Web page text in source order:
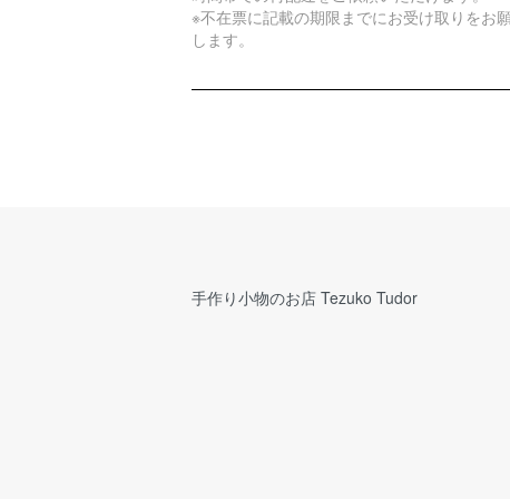
※不在票に記載の期限までにお受け取りをお
します。
手作り小物のお店 Tezuko Tudor